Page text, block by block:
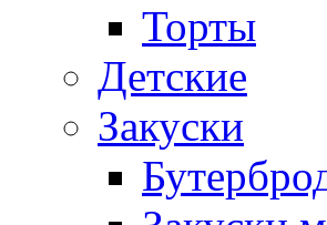
Торты
Детские
Закуски